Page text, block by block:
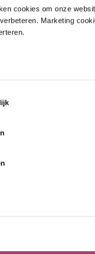
cookies om onze
Marketing
te